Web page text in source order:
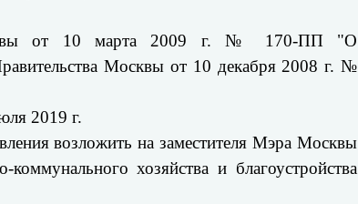
от 10 марта 2009 г. № 170-ПП "О
Москвы от 10 декабря 2008 г. №
2019 г.
возложить на заместителя Мэра Москвы
хозяйства и благоустройства